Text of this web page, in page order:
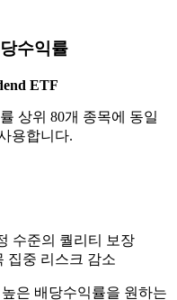
수익률
ETF
상위 80개 종목에 동일
용합니다.
수준의 퀄리티 보장
집중 리스크 감소
은 배당수익률을 원하는